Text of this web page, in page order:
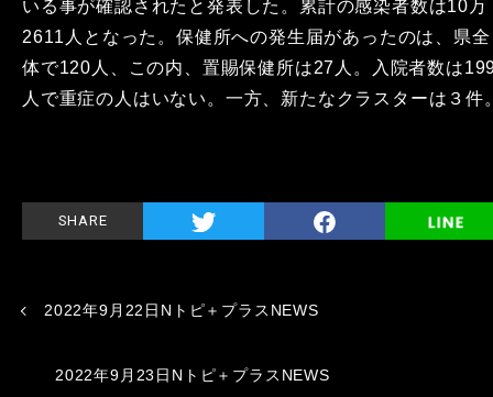
いる事が確認されたと発表した。累計の感染者数は10万
2611人となった。保健所への発生届があったのは、県全
体で120人、この内、置賜保健所は27人。入院者数は
人で重症の人はいない。一方、新たなクラスターは３件
SHARE
2022年9月22日Nトピ＋プラスNEWS
2022年9月23日Nトピ＋プラスNEWS